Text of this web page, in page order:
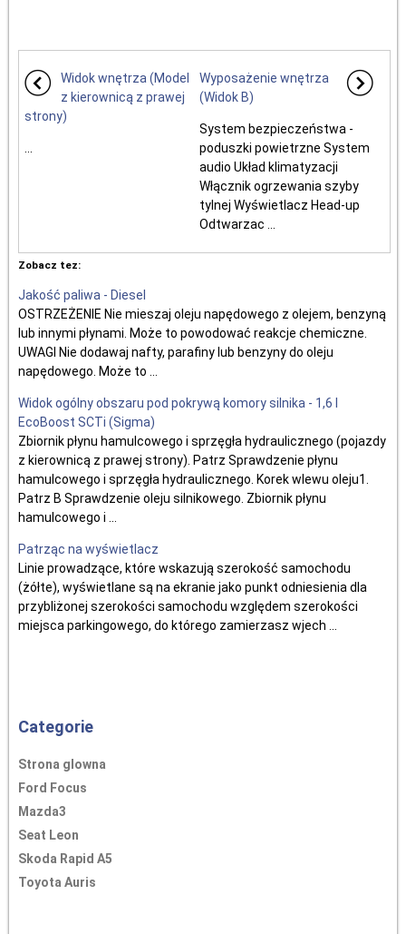
Widok wnętrza (Model
z kierownicą z prawej
strony)
Wyposażenie wnętrza
(Widok B)
System bezpieczeństwa -
poduszki powietrzne System
audio Układ klimatyzacji
Włącznik ogrzewania szyby
tylnej Wyświetlacz Head-up
Odtwarzac ...
Zobacz tez:
Jakość paliwa - Diesel
OSTRZEŻENIE Nie mieszaj oleju napędowego z olejem, benzyną
lub innymi płynami. Może to powodować reakcje chemiczne.
UWAGI Nie dodawaj nafty, parafiny lub benzyny do oleju
napędowego. Może to ...
Widok ogólny obszaru pod pokrywą komory silnika - 1,6 l
EcoBoost SCTi (Sigma)
Zbiornik płynu hamulcowego i sprzęgła hydraulicznego (pojazdy
z kierownicą z prawej strony). Patrz Sprawdzenie płynu
hamulcowego i sprzęgła hydraulicznego. Korek wlewu oleju1.
Patrz B Sprawdzenie oleju silnikowego. Zbiornik płynu
hamulcowego i ...
Patrząc na wyświetlacz
Linie prowadzące, które wskazują szerokość samochodu
(żółte), wyświetlane są na ekranie jako punkt odniesienia dla
przybliżonej szerokości samochodu względem szerokości
miejsca parkingowego, do którego zamierzasz wjech ...
Categorie
Strona glowna
Ford Focus
Mazda3
Seat Leon
Skoda Rapid A5
Toyota Auris